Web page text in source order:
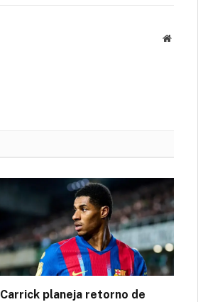
Website
Carrick planeja retorno de